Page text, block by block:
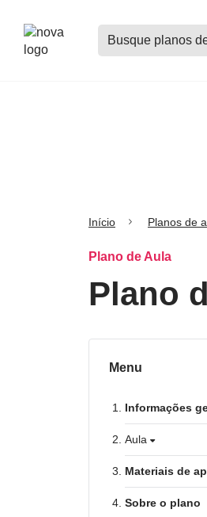
Buscar
planos
Início Planos de
Plano de Aula
Plano
Menu
Informações
Aula
Materiais de
Sobre o plano